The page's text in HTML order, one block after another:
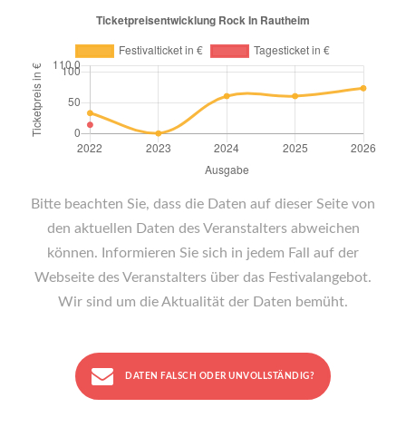
Bitte beachten Sie, dass die Daten auf dieser Seite von
den aktuellen Daten des Veranstalters abweichen
können. Informieren Sie sich in jedem Fall auf der
Webseite des Veranstalters über das Festivalangebot.
Wir sind um die Aktualität der Daten bemüht.
DATEN FALSCH ODER UNVOLLSTÄNDIG?